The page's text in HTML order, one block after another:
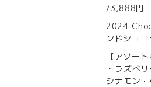
/3,888円
2024
ンドショ
【アソート
・ラズベ
シナモン